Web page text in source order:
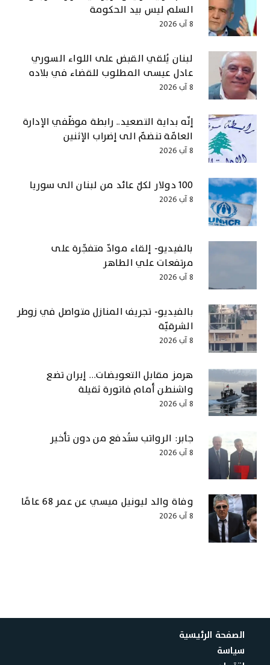
السلم ليس بيد الحكومة
8 آب 2026
لبنان يُلقي القبض على اللواء السوري
عادل عيسى المطلوب للقضاء في بلاده
8 آب 2026
إنّه بداية التصعيد.. رابطة موظّفي الإدارة
العامّة تنضمّ الى إضراب الإثنين
8 آب 2026
100 دولار لكلّ عائد من لبنان الى سوريا
8 آب 2026
بالفيديو- إلقاء موادّ متفجّرة على
مرتفعات علي الطاهر
8 آب 2026
بالفيديو- تجريف المنازل متواصل في زوطر
الشرقيّة
8 آب 2026
هرمز مقابل التعويضات… إيران تضع
واشنطن أمام فاتورة ثقيلة
8 آب 2026
جابر: الرواتب ستُدفع من دون تأخير
8 آب 2026
وفاة والد ليونيل ميسي عن عمر 68 عامًا
8 آب 2026
الصفحة الرئيسية
سياسة